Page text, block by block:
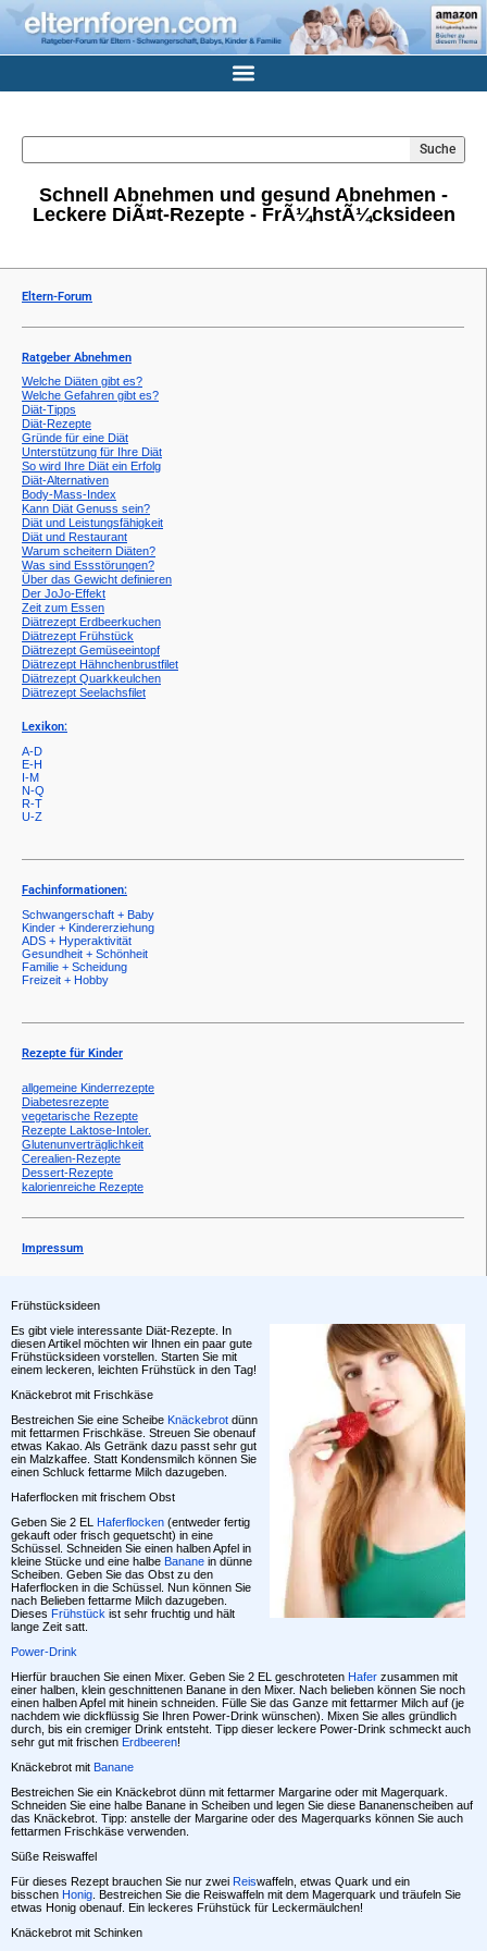
Suche
Schnell Abnehmen und gesund Abnehmen -
Leckere DiÃ¤t-Rezepte - FrÃ¼hstÃ¼cksideen
Eltern-Forum
Ratgeber Abnehmen
Welche Diäten gibt es?
Welche Gefahren gibt es?
Diät-Tipps
Diät-Rezepte
Gründe für eine Diät
Unterstützung für Ihre Diät
So wird Ihre Diät ein Erfolg
Diät-Alternativen
Body-Mass-Index
Kann Diät Genuss sein?
Diät und Leistungsfähigkeit
Diät und Restaurant
Warum scheitern Diäten?
Was sind Essstörungen?
Über das Gewicht definieren
Der JoJo-Effekt
Zeit zum Essen
Diätrezept Erdbeerkuchen
Diätrezept Frühstück
Diätrezept Gemüseeintopf
Diätrezept Hähnchenbrustfilet
Diätrezept Quarkkeulchen
Diätrezept Seelachsfilet
Lexikon:
A-D
E-H
I-M
N-Q
R-T
U-Z
Fachinformationen:
Schwangerschaft + Baby
Kinder + Kindererziehung
ADS + Hyperaktivität
Gesundheit + Schönheit
Familie + Scheidung
Freizeit + Hobby
Rezepte für Kinder
allgemeine Kinderrezepte
Diabetesrezepte
vegetarische Rezepte
Rezepte Laktose-Intoler.
Glutenunverträglichkeit
Cerealien-Rezepte
Dessert-Rezepte
kalorienreiche Rezepte
Impressum
Frühstücksideen
Es gibt viele interessante Diät-Rezepte. In
diesen Artikel möchten wir Ihnen ein paar gute
Frühstücksideen vorstellen. Starten Sie mit
einem leckeren, leichten Frühstück in den Tag!
Knäckebrot mit Frischkäse
Bestreichen Sie eine Scheibe Knäckebrot dünn
mit fettarmen Frischkäse. Streuen Sie obenauf
etwas Kakao. Als Getränk dazu passt sehr gut
ein Malzkaffee. Statt Kondensmilch können Sie
einen Schluck fettarme Milch dazugeben.
Haferflocken mit frischem Obst
Geben Sie 2 EL Haferflocken (entweder fertig
gekauft oder frisch gequetscht) in eine
Schüssel. Schneiden Sie einen halben Apfel in
kleine Stücke und eine halbe Banane in dünne
Scheiben. Geben Sie das Obst zu den
Haferflocken in die Schüssel. Nun können Sie
nach Belieben fettarme Milch dazugeben.
Dieses Frühstück ist sehr fruchtig und hält
lange Zeit satt.
Power-Drink
Hierfür brauchen Sie einen Mixer. Geben Sie 2 EL geschroteten Hafer zusammen mit
einer halben, klein geschnittenen Banane in den Mixer. Nach belieben können Sie noch
einen halben Apfel mit hinein schneiden. Fülle Sie das Ganze mit fettarmer Milch auf (je
nachdem wie dickflüssig Sie Ihren Power-Drink wünschen). Mixen Sie alles gründlich
durch, bis ein cremiger Drink entsteht. Tipp dieser leckere Power-Drink schmeckt auch
sehr gut mit frischen Erdbeeren!
Knäckebrot mit Banane
Bestreichen Sie ein Knäckebrot dünn mit fettarmer Margarine oder mit Magerquark.
Schneiden Sie eine halbe Banane in Scheiben und legen Sie diese Bananenscheiben auf
das Knäckebrot. Tipp: anstelle der Margarine oder des Magerquarks können Sie auch
fettarmen Frischkäse verwenden.
Süße Reiswaffel
Für dieses Rezept brauchen Sie nur zwei Reiswaffeln, etwas Quark und ein
bisschen Honig . Bestreichen Sie die Reiswaffeln mit dem Magerquark und träufeln Sie
etwas Honig obenauf. Ein leckeres Frühstück für Leckermäulchen!
Knäckebrot mit Schinken